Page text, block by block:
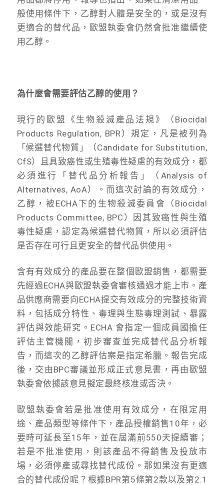
般使用條件下，乙醇對人體是安全的，或是沒有
更適合的替代品，歐盟執委會仍然會批准繼續使
用乙醇。
為什麼會需要評估乙醇的使用？
現行的歐盟《生物殺滅產品法規》（Biocidal
Products Regulation, BPR）規定，凡是被列為
「候選替代物質」（Candidate for Substitution,
CfS）且具致癌性或生殖毒性疑慮的有效成分，都
必須進行「替代品分析報告」（Analysis of
Alternatives, AoA）。而這次討論的有效成分，
乙醇，被ECHA下的生物殺滅委員會（Biocidal
Products Committee, BPC）因其致癌性與生殖
毒性疑慮，認定為候選替代物質，所以必須評估
是否存在可行且更安全的替代品供使用。
含有有效成分的產品要在整個歐盟銷售，都需要
先經過ECHA與歐盟執委會審核通過才能上市。產
品供應商需要向ECHA提交有效成分的完整技術資
料，包括成分特性、毒理與生態毒理測試、暴露
評估與效能研究。ECHA 會指定一個成員國擔任
評估主管機關，初步審查並完成替代品分析報
告，而這次的乙醇評估案是指定希臘。報告完成
後，交由BPC審議並形成正式意見書，再由歐盟
執委會依據該意見擬定最終核准或否決。
歐盟執委會若是批准使用有效成分，在限定用
途、產品類型等條件下，產品授權銷售10年，必
要時可延長至15年，並在屆滿前550天提續審；
若是不批准使用，則該產品不得銷售及投放市
場，必須停產或尋找替代成份。那如果沒有更適
合的替代成份呢？根據BPR第5條第2款以及第2.1